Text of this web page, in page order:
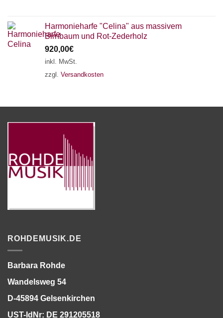
Harmonieharfe "Celina" aus massivem
Birnbaum und Rot-Zederholz
920,00€
inkl. MwSt.
zzgl. Versandkosten
ROHDEMUSIK.DE
Barbara Rohde
Wandelsweg 54
D-45894 Gelsenkirchen
UST-IdNr: DE 291205518